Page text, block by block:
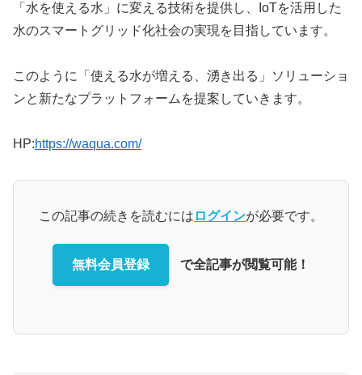
「水を使える水」に変える技術を提供し、IoTを活用した
水のスマートグリッド化社会の実現を目指しています。
このように「使える水が増える、湧き出る」ソリューショ
ンと新たなプラットフォームを提案していきます。
HP:https://waqua.com/
この記事の続きを読むには ログインが必要です。
無料会員登録 で全記事が閲覧可能！